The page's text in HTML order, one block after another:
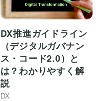
DX推進ガイドライン
（デジタルガバナン
ス・コード2.0）と
は？わかりやすく解
説
DX